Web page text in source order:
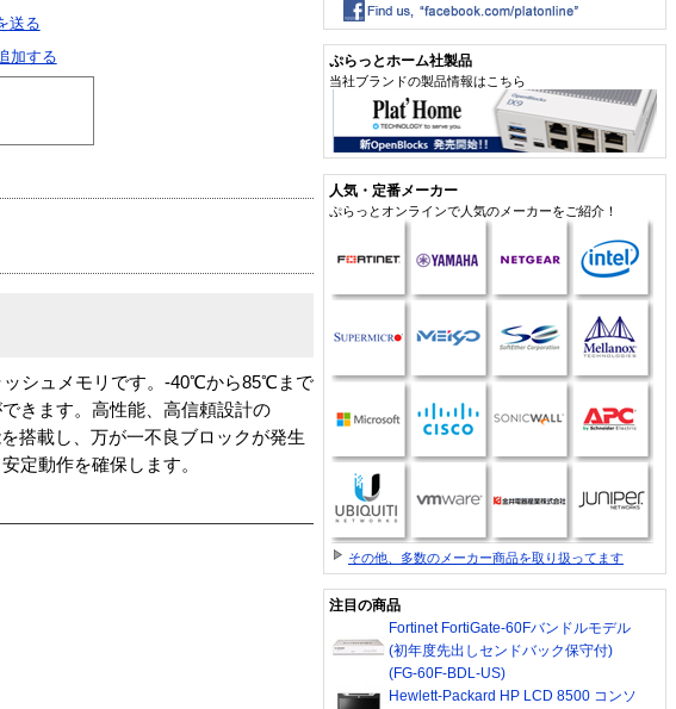
送る
加する
ッシュメモリです。-40℃から85℃まで
きます。高性能、高信頼設計の
搭載し、万が一不良ブロックが発生
定動作を確保します。
ぷらっとホーム社製品
当社ブランドの製品情報はこちら
人気・定番メーカー
ぷらっとオンラインで人気のメーカーをご紹介！
その他、多数のメーカー商品を取り扱ってます
注目の商品
Fortinet FortiGate-60Fバンドルモデル
(初年度先出しセンドバック保守付)
(FG-60F-BDL-US)
Hewlett-Packard HP LCD 8500 コンソ